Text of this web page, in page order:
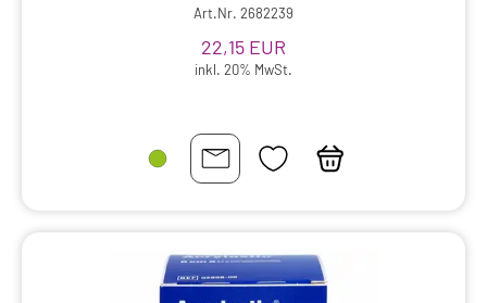
Art.Nr. 2682239
22,15 EUR
inkl. 20% MwSt.